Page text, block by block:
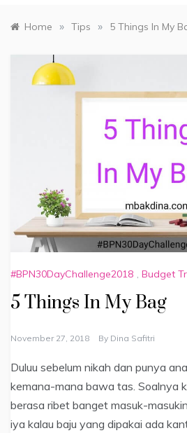
Home » Tips » 5 Things In My
#BPN30DayChallenge2018 , Budget
5 Things In My Bag
November 27, 2018 By Dina Safitri
Duluu sebelum nikah dan punya
kemana-mana bawa tas. Soalnya
berasa ribet banget masuk-
iya kalau baju yang dipakai ada